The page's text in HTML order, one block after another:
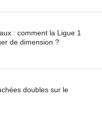
: comment la Ligue 1
de dimension ?
doubles sur le